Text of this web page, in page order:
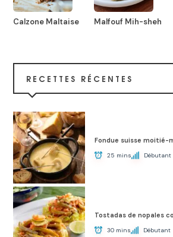
Calzone Maltaise Malfouf Mih-sheh
RECETTES RÉCENTES
Fondue suisse moitié-
25 mins Débutant
Tostadas de nopales
30 mins Débutant